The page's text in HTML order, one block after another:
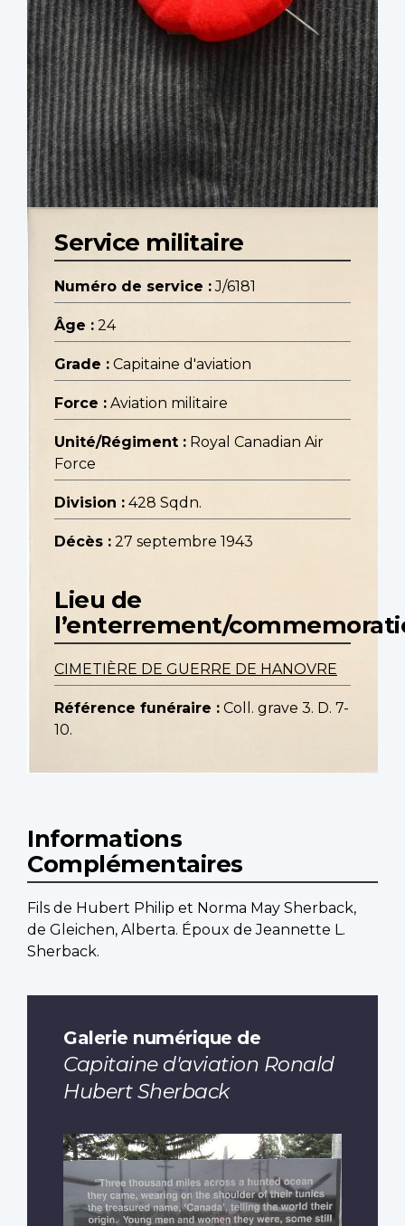
Service militaire
Numéro de service : J/6181
Âge : 24
Grade : Capitaine d'aviation
Force : Aviation militaire
Unité/Régiment : Royal Canadian Air
Force
Division : 428 Sqdn.
Décès : 27 septembre 1943
Lieu de
l’enterrement/
CIMETIÈRE DE GUERRE DE HANOVRE
Référence funéraire : Coll. grave 3. D. 7-
10.
Informations
Complémentaires
Fils de Hubert Philip et Norma May Sherback,
de Gleichen, Alberta. Époux de Jeannette L.
Sherback.
Galerie numérique de
Capitaine d'aviation Ronald
Hubert Sherback